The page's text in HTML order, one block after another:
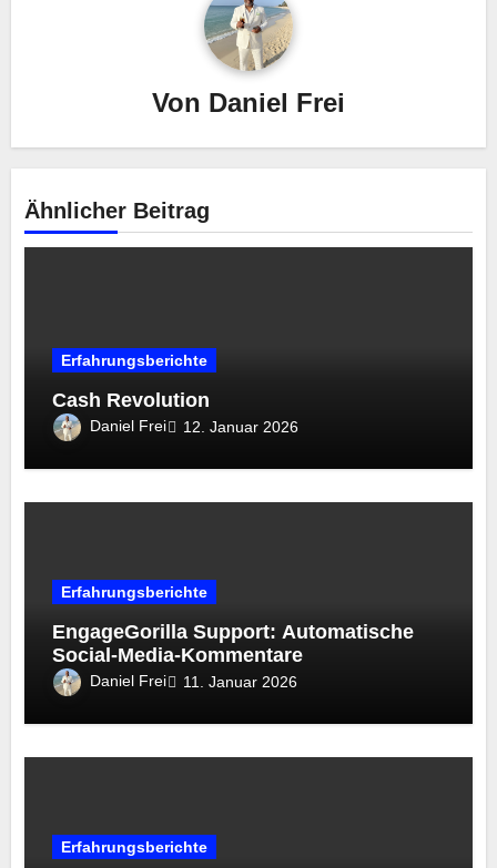
Von Daniel Frei
Ähnlicher Beitrag
Erfahrungsberichte
Cash Revolution
Daniel Frei 12. Januar 2026
Erfahrungsberichte
EngageGorilla Support: Automatische
Social-Media-Kommentare
Daniel Frei 11. Januar 2026
Erfahrungsberichte